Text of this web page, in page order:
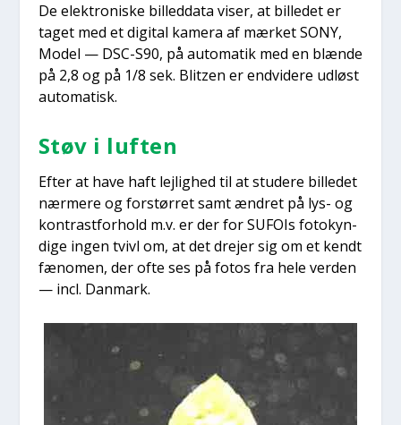
De elek­tro­ni­ske bil­led­da­ta viser, at bil­le­det er
taget med et digi­tal kame­ra af mær­ket SONY,
Model — DSC-S90, på auto­ma­tik med en blæn­de
på 2,8 og på 1/8 sek. Blitzen er end­vi­de­re udløst
auto­ma­tisk.
Støv i luf­ten
Efter at have haft lej­lig­hed til at stu­de­re bil­le­det
nær­me­re og for­stør­ret samt ændret på lys- og
kon­trast­for­hold m.v. er der for SUFOIs fotokyn­
di­ge ingen tvivl om, at det dre­jer sig om et kendt
fæno­men, der ofte ses på fotos fra hele ver­den
— incl. Dan­mark.